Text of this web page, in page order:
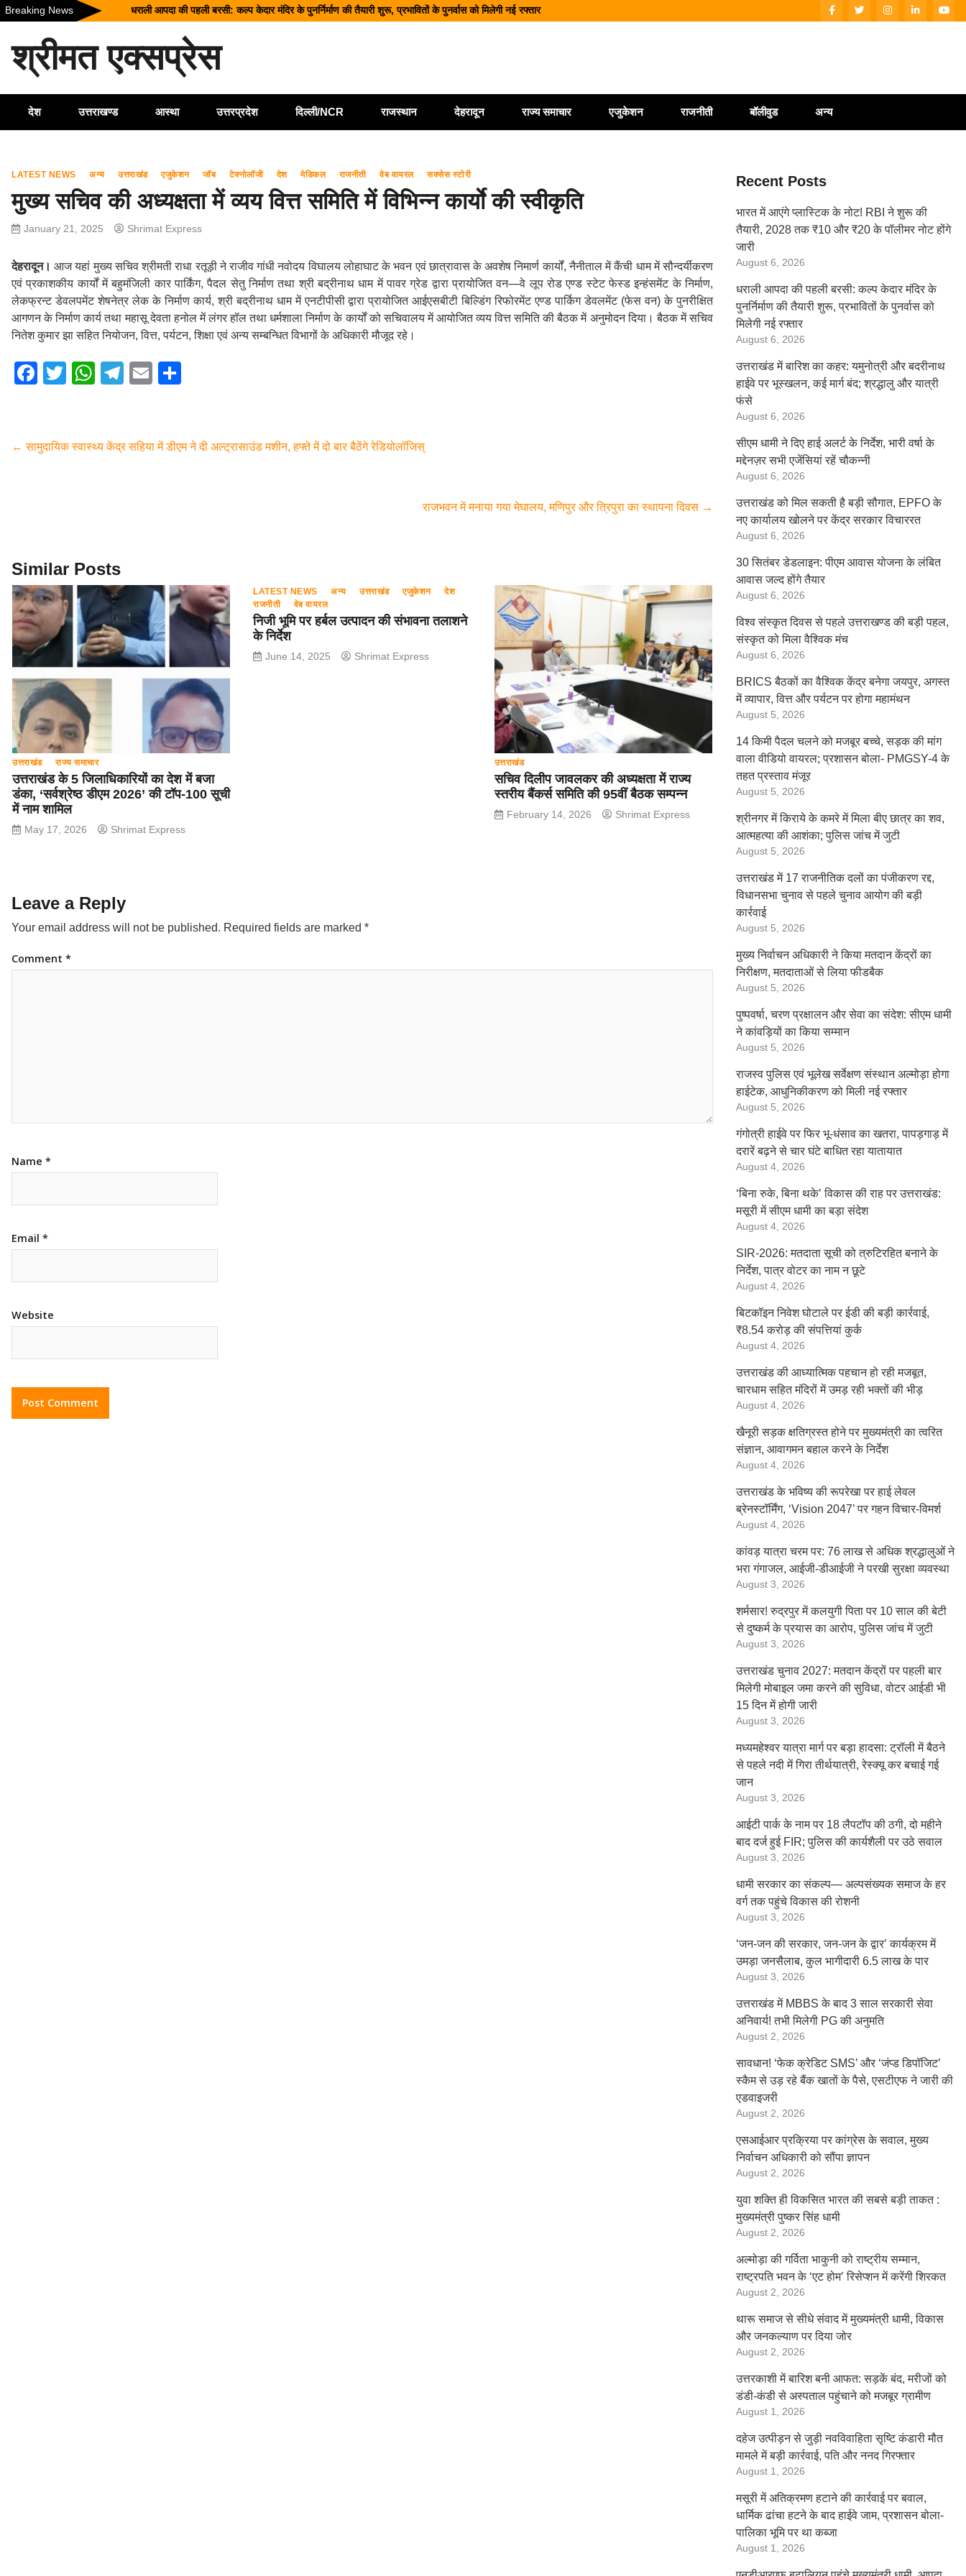
Skip
to
Breaking News
धराली आपदा की पहली बरसी: कल्प केदार मंदिर के पुनर्निर्माण की तैयारी शुरू, प्रभावितों के पुनर्वास को मिलेगी नई रफ्तार
सीएम धामी ने दिए हाई अलर्ट के निर्देश, भारी वर्षा के मद्देनज़र सभी एजेंसियां रहें चौकन्नी
उत्तराखंड को मिल सकती है बड़ी सौगात, EPFO के नए कार्यालय खोलने पर केंद्र सरकार विचाररत
भारत में आएंगे प्लास्टिक के नोट! RBI ने शुरू की तैयारी, 2028 तक ₹10 और ₹20 के पॉलीमर नोट होंगे जारी
श्रीमत एक्सप्रेस
देश उत्तराखण्ड आस्था उत्तरप्रदेश दिल्ली/NCR राजस्थान देहरादून राज्य समाचार एजुकेशन राजनीती बॉलीवुड अन्य
LATEST NEWS अन्य उत्तराखंड एजुकेशन जॉब टेक्नोलॉजी देश मेडिकल राजनीती वेब वायरल सक्सेस स्टोरी
मुख्य सचिव की अध्यक्षता में व्यय वित्त समिति में विभिन्न कार्याे की स्वीकृति
January 21, 2025 Shrimat Express
देहरादून। आज यहां मुख्य सचिव श्रीमती राधा रतूड़ी ने राजीव गांधी नवोदय विघालय लोहाघाट के भवन एवं छात्रावास के अवशेष निमार्ण कार्यों, नैनीताल में कैंची धाम में सौन्दर्यीकरण
एवं प्रकाशकीय कार्यों में बहुमंजिली कार पार्किंग, पैदल सेतु निर्माण तथा श्री बद्रीनाथ धाम में पावर ग्रेड द्वारा प्रायोजित वन—वे लूप रोड एण्ड स्टेट फेस्ड इन्हंसमेंट के निर्माण,
लेकफ्रन्ट डेवलपमेंट शेषनेत्र लेक के निर्माण कार्य, श्री बद्रीनाथ धाम में एनटीपीसी द्वारा प्रायोजित आईएसबीटी बिल्डिंग रिफोरमेंट एण्ड पार्किग डेवलमेंट (फेस वन) के पुनरीक्षित
आगणन के निर्माण कार्य तथा महासू देवता हनोल में लंगर हॉल तथा धर्मशाला निर्माण के कार्यों को सचिवालय में आयोजित व्यय वित्त समिति की बैठक में अनुमोदन दिया। बैठक में सचिव
नितेश कुमार झा सहित नियोजन, वित्त, पर्यटन, शिक्षा एवं अन्य सम्बन्धित विभागों के अधिकारी मौजूद रहे।
F
e
T
er
W
s
T
gr
E
e
← सामुदायिक स्वास्थ्य केंद्र सहिया में डीएम ने दी अल्ट्रासाउंड मशीन, हफ्ते में दो बार बैठेंगे रेडियोलॉजिस्
राजभवन में मनाया गया मेघालय, मणिपुर और त्रिपुरा का स्थापना दिवस →
Similar Posts
उत्तराखंड राज्य समाचार
उत्तराखंड के 5 जिलाधिकारियों का देश में बजा
डंका, ‘सर्वश्रेष्ठ डीएम 2026’ की टॉप-100 सूची
में नाम शामिल
May 17, 2026 Shrimat Express
LATEST NEWS अन्य उत्तराखंड एजुकेशन
देश
राजनीती
वेब वायरल
निजी भूमि पर हर्बल उत्पादन की संभावना तलाशने
के निर्देश
June 14, 2025 Shrimat Express
उत्तराखंड
सचिव दिलीप जावलकर की अध्यक्षता में राज्य
स्तरीय बैंकर्स समिति की 95वीं बैठक सम्पन्न
February 14, 2026 Shrimat Express
Leave a Reply
Your email address will not be published. Required fields are marked *
Comment *
Name *
Email *
Website
Recent Posts
भारत में आएंगे प्लास्टिक के नोट! RBI ने शुरू की
तैयारी, 2028 तक ₹10 और ₹20 के पॉलीमर नोट होंगे
जारी
August 6, 2026
धराली आपदा की पहली बरसी: कल्प केदार मंदिर के
पुनर्निर्माण की तैयारी शुरू, प्रभावितों के पुनर्वास को
मिलेगी नई रफ्तार
August 6, 2026
उत्तराखंड में बारिश का कहर: यमुनोत्री और बदरीनाथ
हाईवे पर भूस्खलन, कई मार्ग बंद; श्रद्धालु और यात्री
फंसे
August 6, 2026
सीएम धामी ने दिए हाई अलर्ट के निर्देश, भारी वर्षा के
मद्देनज़र सभी एजेंसियां रहें चौकन्नी
August 6, 2026
उत्तराखंड को मिल सकती है बड़ी सौगात, EPFO के
नए कार्यालय खोलने पर केंद्र सरकार विचाररत
August 6, 2026
30 सितंबर डेडलाइन: पीएम आवास योजना के लंबित
आवास जल्द होंगे तैयार
August 6, 2026
विश्व संस्कृत दिवस से पहले उत्तराखण्ड की बड़ी पहल,
संस्कृत को मिला वैश्विक मंच
August 6, 2026
BRICS बैठकों का वैश्विक केंद्र बनेगा जयपुर, अगस्त
में व्यापार, वित्त और पर्यटन पर होगा महामंथन
August 5, 2026
14 किमी पैदल चलने को मजबूर बच्चे, सड़क की मांग
वाला वीडियो वायरल; प्रशासन बोला- PMGSY-4 के
तहत प्रस्ताव मंजूर
August 5, 2026
श्रीनगर में किराये के कमरे में मिला बीए छात्र का शव,
आत्महत्या की आशंका; पुलिस जांच में जुटी
August 5, 2026
उत्तराखंड में 17 राजनीतिक दलों का पंजीकरण रद्द,
विधानसभा चुनाव से पहले चुनाव आयोग की बड़ी
कार्रवाई
August 5, 2026
मुख्य निर्वाचन अधिकारी ने किया मतदान केंद्रों का
निरीक्षण, मतदाताओं से लिया फीडबैक
August 5, 2026
पुष्पवर्षा, चरण प्रक्षालन और सेवा का संदेश: सीएम धामी
ने कांवड़ियों का किया सम्मान
August 5, 2026
राजस्व पुलिस एवं भूलेख सर्वेक्षण संस्थान अल्मोड़ा होगा
हाईटेक, आधुनिकीकरण को मिली नई रफ्तार
August 5, 2026
गंगोत्री हाईवे पर फिर भू-धंसाव का खतरा, पापड़गाड़ में
दरारें बढ़ने से चार घंटे बाधित रहा यातायात
August 4, 2026
‘बिना रुके, बिना थके’ विकास की राह पर उत्तराखंड:
मसूरी में सीएम धामी का बड़ा संदेश
August 4, 2026
SIR-2026: मतदाता सूची को त्रुटिरहित बनाने के
निर्देश, पात्र वोटर का नाम न छूटे
August 4, 2026
बिटकॉइन निवेश घोटाले पर ईडी की बड़ी कार्रवाई,
₹8.54 करोड़ की संपत्तियां कुर्क
August 4, 2026
उत्तराखंड की आध्यात्मिक पहचान हो रही मजबूत,
चारधाम सहित मंदिरों में उमड़ रही भक्तों की भीड़
August 4, 2026
खैनूरी सड़क क्षतिग्रस्त होने पर मुख्यमंत्री का त्वरित
संज्ञान, आवागमन बहाल करने के निर्देश
August 4, 2026
उत्तराखंड के भविष्य की रूपरेखा पर हाई लेवल
ब्रेनस्टॉर्मिंग, ‘Vision 2047’ पर गहन विचार-विमर्श
August 4, 2026
कांवड़ यात्रा चरम पर: 76 लाख से अधिक श्रद्धालुओं ने
भरा गंगाजल, आईजी-डीआईजी ने परखी सुरक्षा व्यवस्था
August 3, 2026
शर्मसार! रुद्रपुर में कलयुगी पिता पर 10 साल की बेटी
से दुष्कर्म के प्रयास का आरोप, पुलिस जांच में जुटी
August 3, 2026
उत्तराखंड चुनाव 2027: मतदान केंद्रों पर पहली बार
मिलेगी मोबाइल जमा करने की सुविधा, वोटर आईडी भी
15 दिन में होगी जारी
August 3, 2026
मध्यमहेश्वर यात्रा मार्ग पर बड़ा हादसा: ट्रॉली में बैठने
से पहले नदी में गिरा तीर्थयात्री, रेस्क्यू कर बचाई गई
जान
August 3, 2026
आईटी पार्क के नाम पर 18 लैपटॉप की ठगी, दो महीने
बाद दर्ज हुई FIR; पुलिस की कार्यशैली पर उठे सवाल
August 3, 2026
धामी सरकार का संकल्प— अल्पसंख्यक समाज के हर
वर्ग तक पहुंचे विकास की रोशनी
August 3, 2026
‘जन-जन की सरकार, जन-जन के द्वार’ कार्यक्रम में
उमड़ा जनसैलाब, कुल भागीदारी 6.5 लाख के पार
August 3, 2026
उत्तराखंड में MBBS के बाद 3 साल सरकारी सेवा
अनिवार्य! तभी मिलेगी PG की अनुमति
August 2, 2026
सावधान! ‘फेक क्रेडिट SMS’ और ‘जंप्ड डिपॉजिट’
स्कैम से उड़ रहे बैंक खातों के पैसे, एसटीएफ ने जारी की
एडवाइजरी
August 2, 2026
एसआईआर प्रक्रिया पर कांग्रेस के सवाल, मुख्य
निर्वाचन अधिकारी को सौंपा ज्ञापन
August 2, 2026
युवा शक्ति ही विकसित भारत की सबसे बड़ी ताकत :
मुख्यमंत्री पुष्कर सिंह धामी
August 2, 2026
अल्मोड़ा की गर्विता भाकुनी को राष्ट्रीय सम्मान,
राष्ट्रपति भवन के ‘एट होम’ रिसेप्शन में करेंगी शिरकत
August 2, 2026
थारू समाज से सीधे संवाद में मुख्यमंत्री धामी, विकास
और जनकल्याण पर दिया जोर
August 2, 2026
उत्तरकाशी में बारिश बनी आफत: सड़कें बंद, मरीजों को
डंडी-कंडी से अस्पताल पहुंचाने को मजबूर ग्रामीण
August 1, 2026
दहेज उत्पीड़न से जुड़ी नवविवाहिता सृष्टि कंडारी मौत
मामले में बड़ी कार्रवाई, पति और ननद गिरफ्तार
August 1, 2026
मसूरी में अतिक्रमण हटाने की कार्रवाई पर बवाल,
धार्मिक ढांचा हटने के बाद हाईवे जाम, प्रशासन बोला-
पालिका भूमि पर था कब्जा
August 1, 2026